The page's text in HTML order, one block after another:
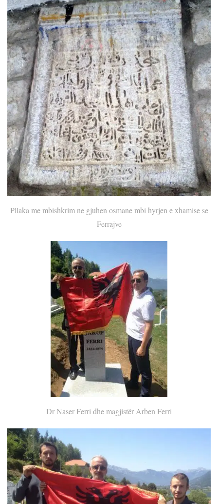
Pllaka me mbishkrim ne gjuhen osmane mbi hyrjen e xhamise se
Ferrajve
Dr Naser Ferri dhe magjistër Arben Ferri